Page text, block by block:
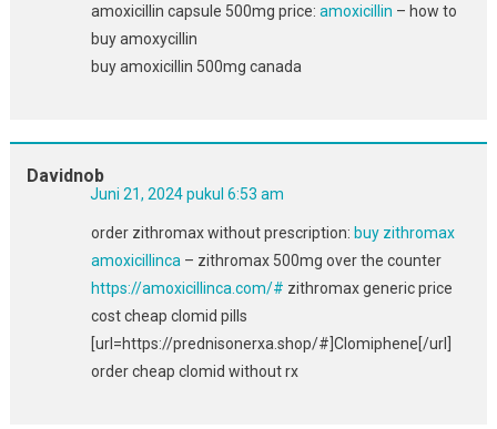
amoxicillin capsule 500mg price: amoxicillin – how to
buy amoxycillin
buy amoxicillin 500mg canada
Davidnob
Juni 21, 2024 pukul 6:53 am
order zithromax without prescription: buy zithromax
amoxicillinca – zithromax 500mg over the counter
https://amoxicillinca.com/# zithromax generic price
cost cheap clomid pills
[url=https://prednisonerxa.shop/#]Clomiphene[/url]
order cheap clomid without rx